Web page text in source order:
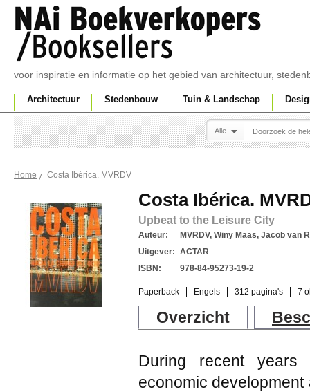
voor inspiratie en informatie op het gebied van architectuur,
Architectuur Stedenbouw Tuin & Landschap
Alle
Home Costa Ibérica. MVRDV
Costa Ibérica.
Upbeat to the Leisure City
Auteur:
MVRDV, Winy Maas, Jacob van
Uitgever: ACTAR
ISBN:
978-84-95273-19-2
Paperback Engels 312 pagina's 7
Overzicht
During recent years
economic